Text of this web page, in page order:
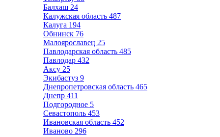
Балхаш 24
Калужская область 487
Калуга 194
Обнинск 76
Малоярославец 25
Павлодарская область 485
Павлодар 432
Аксу 25
Экибастуз 9
Днепропетровская область 465
Днепр 411
Подгородное 5
Севастополь 453
Ивановская область 452
Иваново 296